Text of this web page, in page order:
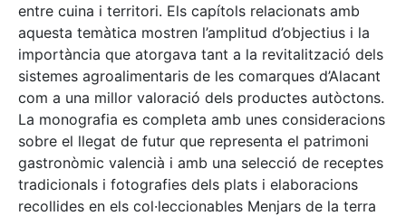
entre cuina i territori. Els capítols relacionats amb
aquesta temàtica mostren l’amplitud d’objectius i la
importància que atorgava tant a la revitalització dels
sistemes agroalimentaris de les comarques d’Alacant
com a una millor valoració dels productes autòctons.
La monografia es completa amb unes consideracions
sobre el llegat de futur que representa el patrimoni
gastronòmic valencià i amb una selecció de receptes
tradicionals i fotografies dels plats i elaboracions
recollides en els col·leccionables Menjars de la terra